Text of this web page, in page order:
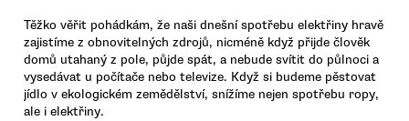
Těžko věřit pohádkám, že naši dnešní spotřebu elektřiny hravě
zajistíme z obnovitelných zdrojů, nicméně když přijde člověk
domů utahaný z pole, půjde spát, a nebude svítit do půlnoci a
vysedávat u počítače nebo televize. Když si budeme pěstovat
jídlo v ekologickém zemědělství, snížíme nejen spotřebu ropy,
ale i elektřiny.